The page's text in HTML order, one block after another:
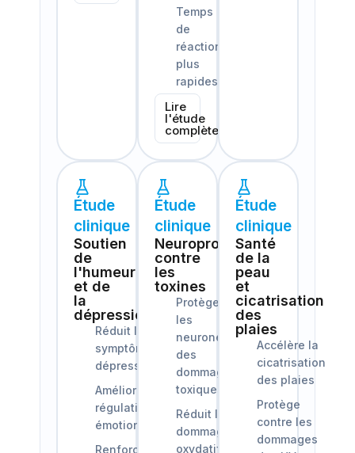
Temps
de
réaction
plus
rapides
Lire
l'étude
complète
Étude
clinique
Soutien
de
l'humeur
et de
la
dépression
Réduit les
symptômes
dépressifs
Améliore la
régulation
émotionnelle
Renforce
Étude
clinique
Neuroprotection
contre
les
toxines
Protège
les
neurones
des
dommages
toxiques
Réduit les
dommages
oxydatifs
Étude
clinique
Santé
de la
peau
et
cicatrisation
des
plaies
Accélère la
cicatrisation
des plaies
Protège
contre les
dommages